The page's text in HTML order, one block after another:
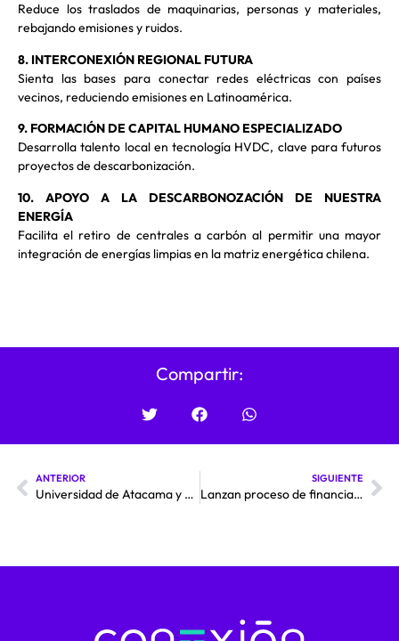
Reduce los traslados de maquinarias, personas y materiales,
rebajando emisiones y ruidos.
8. INTERCONEXIÓN REGIONAL FUTURA
Sienta las bases para conectar redes eléctricas con países
vecinos, reduciendo emisiones en Latinoamérica.
9. FORMACIÓN DE CAPITAL HUMANO ESPECIALIZADO
Desarrolla talento local en tecnología HVDC, clave para futuros
proyectos de descarbonización.
10. APOYO A LA DESCARBONOZACIÓN DE NUESTRA
ENERGÍA
Facilita el retiro de centrales a carbón al permitir una mayor
integración de energías limpias en la matriz energética chilena.
Compartir:
ANTERIOR
Universidad de Atacama y Conexión Kimal-Lo Aguirre: El convenio que firman para impulsar la región en materia energética
SIGUIENTE
Lanzan proceso de financiamiento senior para proyecto Kimal-Lo Aguirre